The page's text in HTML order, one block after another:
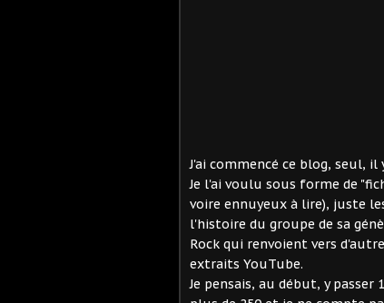
J'ai commencé ce blog, seul,
Je l'ai voulu sous forme de
voire ennuyeux à lire), juste
l'histoire du groupe de sa
Rock qui renvoient vers
extraits YouTube.
Je pensais, au début, y